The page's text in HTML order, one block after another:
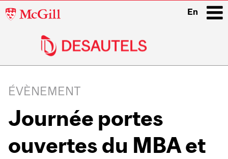
McGill
En
navigation
ÉVÈNEMENT
Journée portes
ouvertes du MBA et